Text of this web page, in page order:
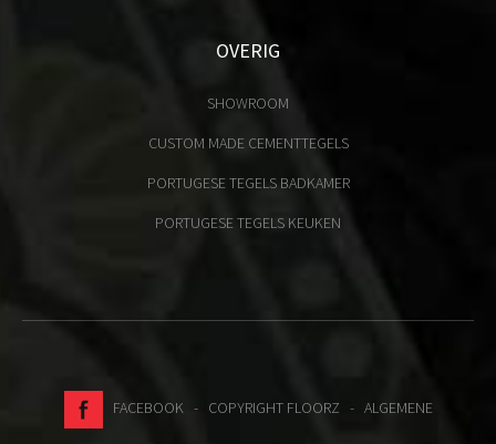
OVERIG
SHOWROOM
CUSTOM MADE CEMENTTEGELS
PORTUGESE TEGELS BADKAMER
PORTUGESE TEGELS KEUKEN
FACEBOOK- COPYRIGHT FLOORZ - ALGEMENE